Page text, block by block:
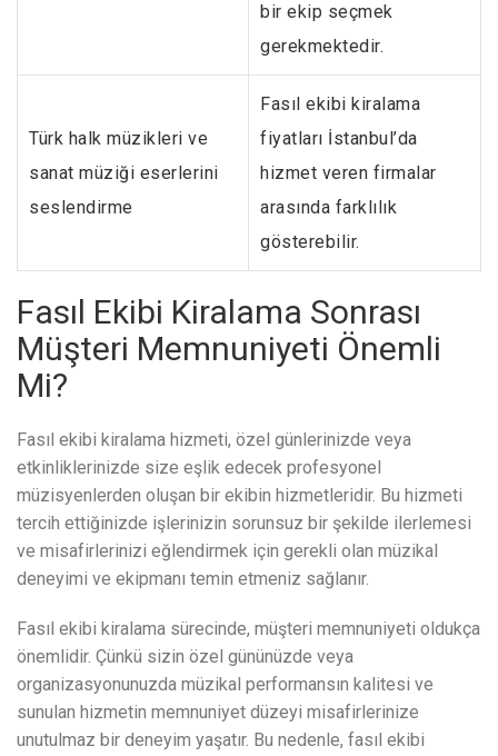
bir ekip seçmek
gerekmektedir.
Türk halk müzikleri ve
sanat müziği eserlerini
seslendirme
Fasıl ekibi kiralama
fiyatları İstanbul’da
hizmet veren firmalar
arasında farklılık
gösterebilir.
Fasıl Ekibi Kiralama Sonrası
Müşteri Memnuniyeti Önemli
Mi?
Fasıl ekibi kiralama hizmeti, özel günlerinizde veya
etkinliklerinizde size eşlik edecek profesyonel
müzisyenlerden oluşan bir ekibin hizmetleridir. Bu hizmeti
tercih ettiğinizde işlerinizin sorunsuz bir şekilde ilerlemesi
ve misafirlerinizi eğlendirmek için gerekli olan müzikal
deneyimi ve ekipmanı temin etmeniz sağlanır.
Fasıl ekibi kiralama sürecinde, müşteri memnuniyeti oldukça
önemlidir. Çünkü sizin özel gününüzde veya
organizasyonunuzda müzikal performansın kalitesi ve
sunulan hizmetin memnuniyet düzeyi misafirlerinize
unutulmaz bir deneyim yaşatır. Bu nedenle, fasıl ekibi